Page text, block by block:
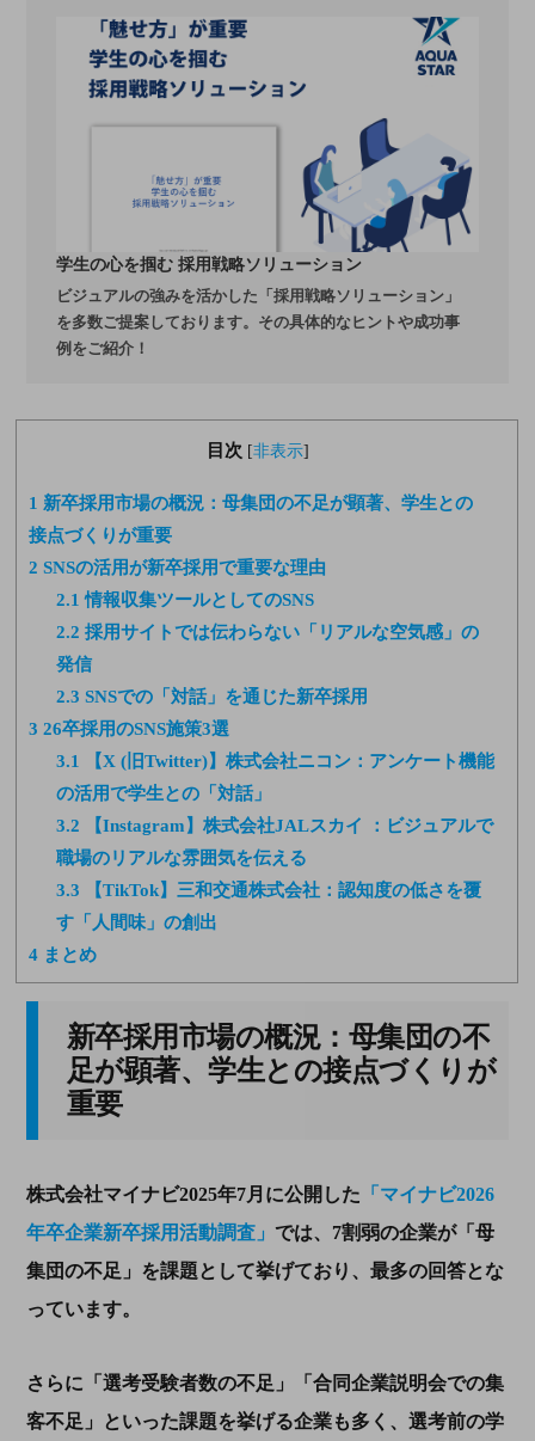
学生の心を掴む 採用戦略ソリューション
ビジュアルの強みを活かした「採用戦略ソリューション」
を多数ご提案しております。その具体的なヒントや成功事
例をご紹介！
目次 [非表示]
1 新卒採用市場の概況：母集団の不足が顕著、学生との
接点づくりが重要
2 SNSの活用が新卒採用で重要な理由
2.1 情報収集ツールとしてのSNS
2.2 採用サイトでは伝わらない「リアルな空気感」の
発信
2.3 SNSでの「対話」を通じた新卒採用
3 26卒採用のSNS施策3選
3.1 【X (旧Twitter)】株式会社ニコン：アンケート機能
の活用で学生との「対話」
3.2 【Instagram】株式会社JALスカイ ：ビジュアルで
職場のリアルな雰囲気を伝える
3.3 【TikTok】三和交通株式会社：認知度の低さを覆
す「人間味」の創出
4 まとめ
新卒採用市場の概況：母集団の不
足が顕著、学生との接点づくりが
重要
株式会社マイナビ2025年7月に公開した 「マイナビ2026
年卒企業新卒採用活動調査」 では、 7割弱の企業が「母
集団の不足」を課題として挙げており、最多の回答とな
っています。
さらに「選考受験者数の不足」「合同企業説明会での集
客不足」といった課題を挙げる企業も多く、選考前の学